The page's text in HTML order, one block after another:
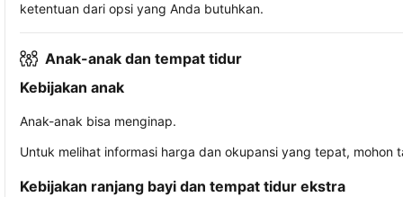
ketentuan dari opsi yang Anda butuhkan.
Anak-anak dan tempat tidur
Kebijakan anak
Anak-anak bisa menginap.
Untuk melihat informasi harga dan okupansi yang tepat,
Kebijakan ranjang bayi dan tempat tidur ekstra